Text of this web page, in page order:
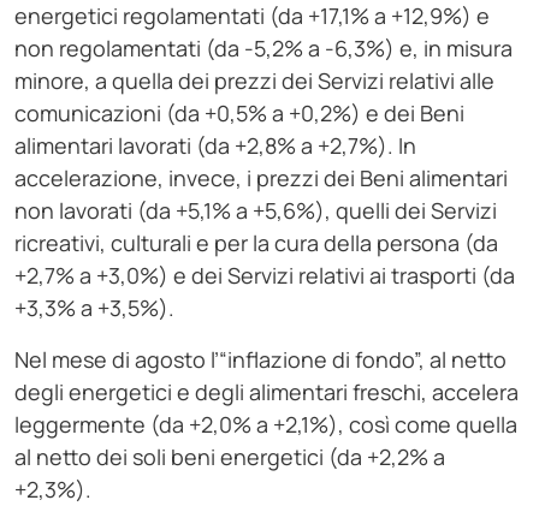
energetici regolamentati (da +17,1% a +12,9%) e
non regolamentati (da -5,2% a -6,3%) e, in misura
minore, a quella dei prezzi dei Servizi relativi alle
comunicazioni (da +0,5% a +0,2%) e dei Beni
alimentari lavorati (da +2,8% a +2,7%). In
accelerazione, invece, i prezzi dei Beni alimentari
non lavorati (da +5,1% a +5,6%), quelli dei Servizi
ricreativi, culturali e per la cura della persona (da
+2,7% a +3,0%) e dei Servizi relativi ai trasporti (da
+3,3% a +3,5%).
Nel mese di agosto l’“inflazione di fondo”, al netto
degli energetici e degli alimentari freschi, accelera
leggermente (da +2,0% a +2,1%), così come quella
al netto dei soli beni energetici (da +2,2% a
+2,3%).